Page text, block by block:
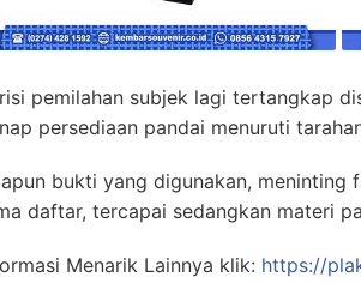
pemilahan subjek lagi tertangkap
persediaan pandai menuruti
bukti yang digunakan, meninting
daftar, tercapai sedangkan materi
Menarik Lainnya klik: https://